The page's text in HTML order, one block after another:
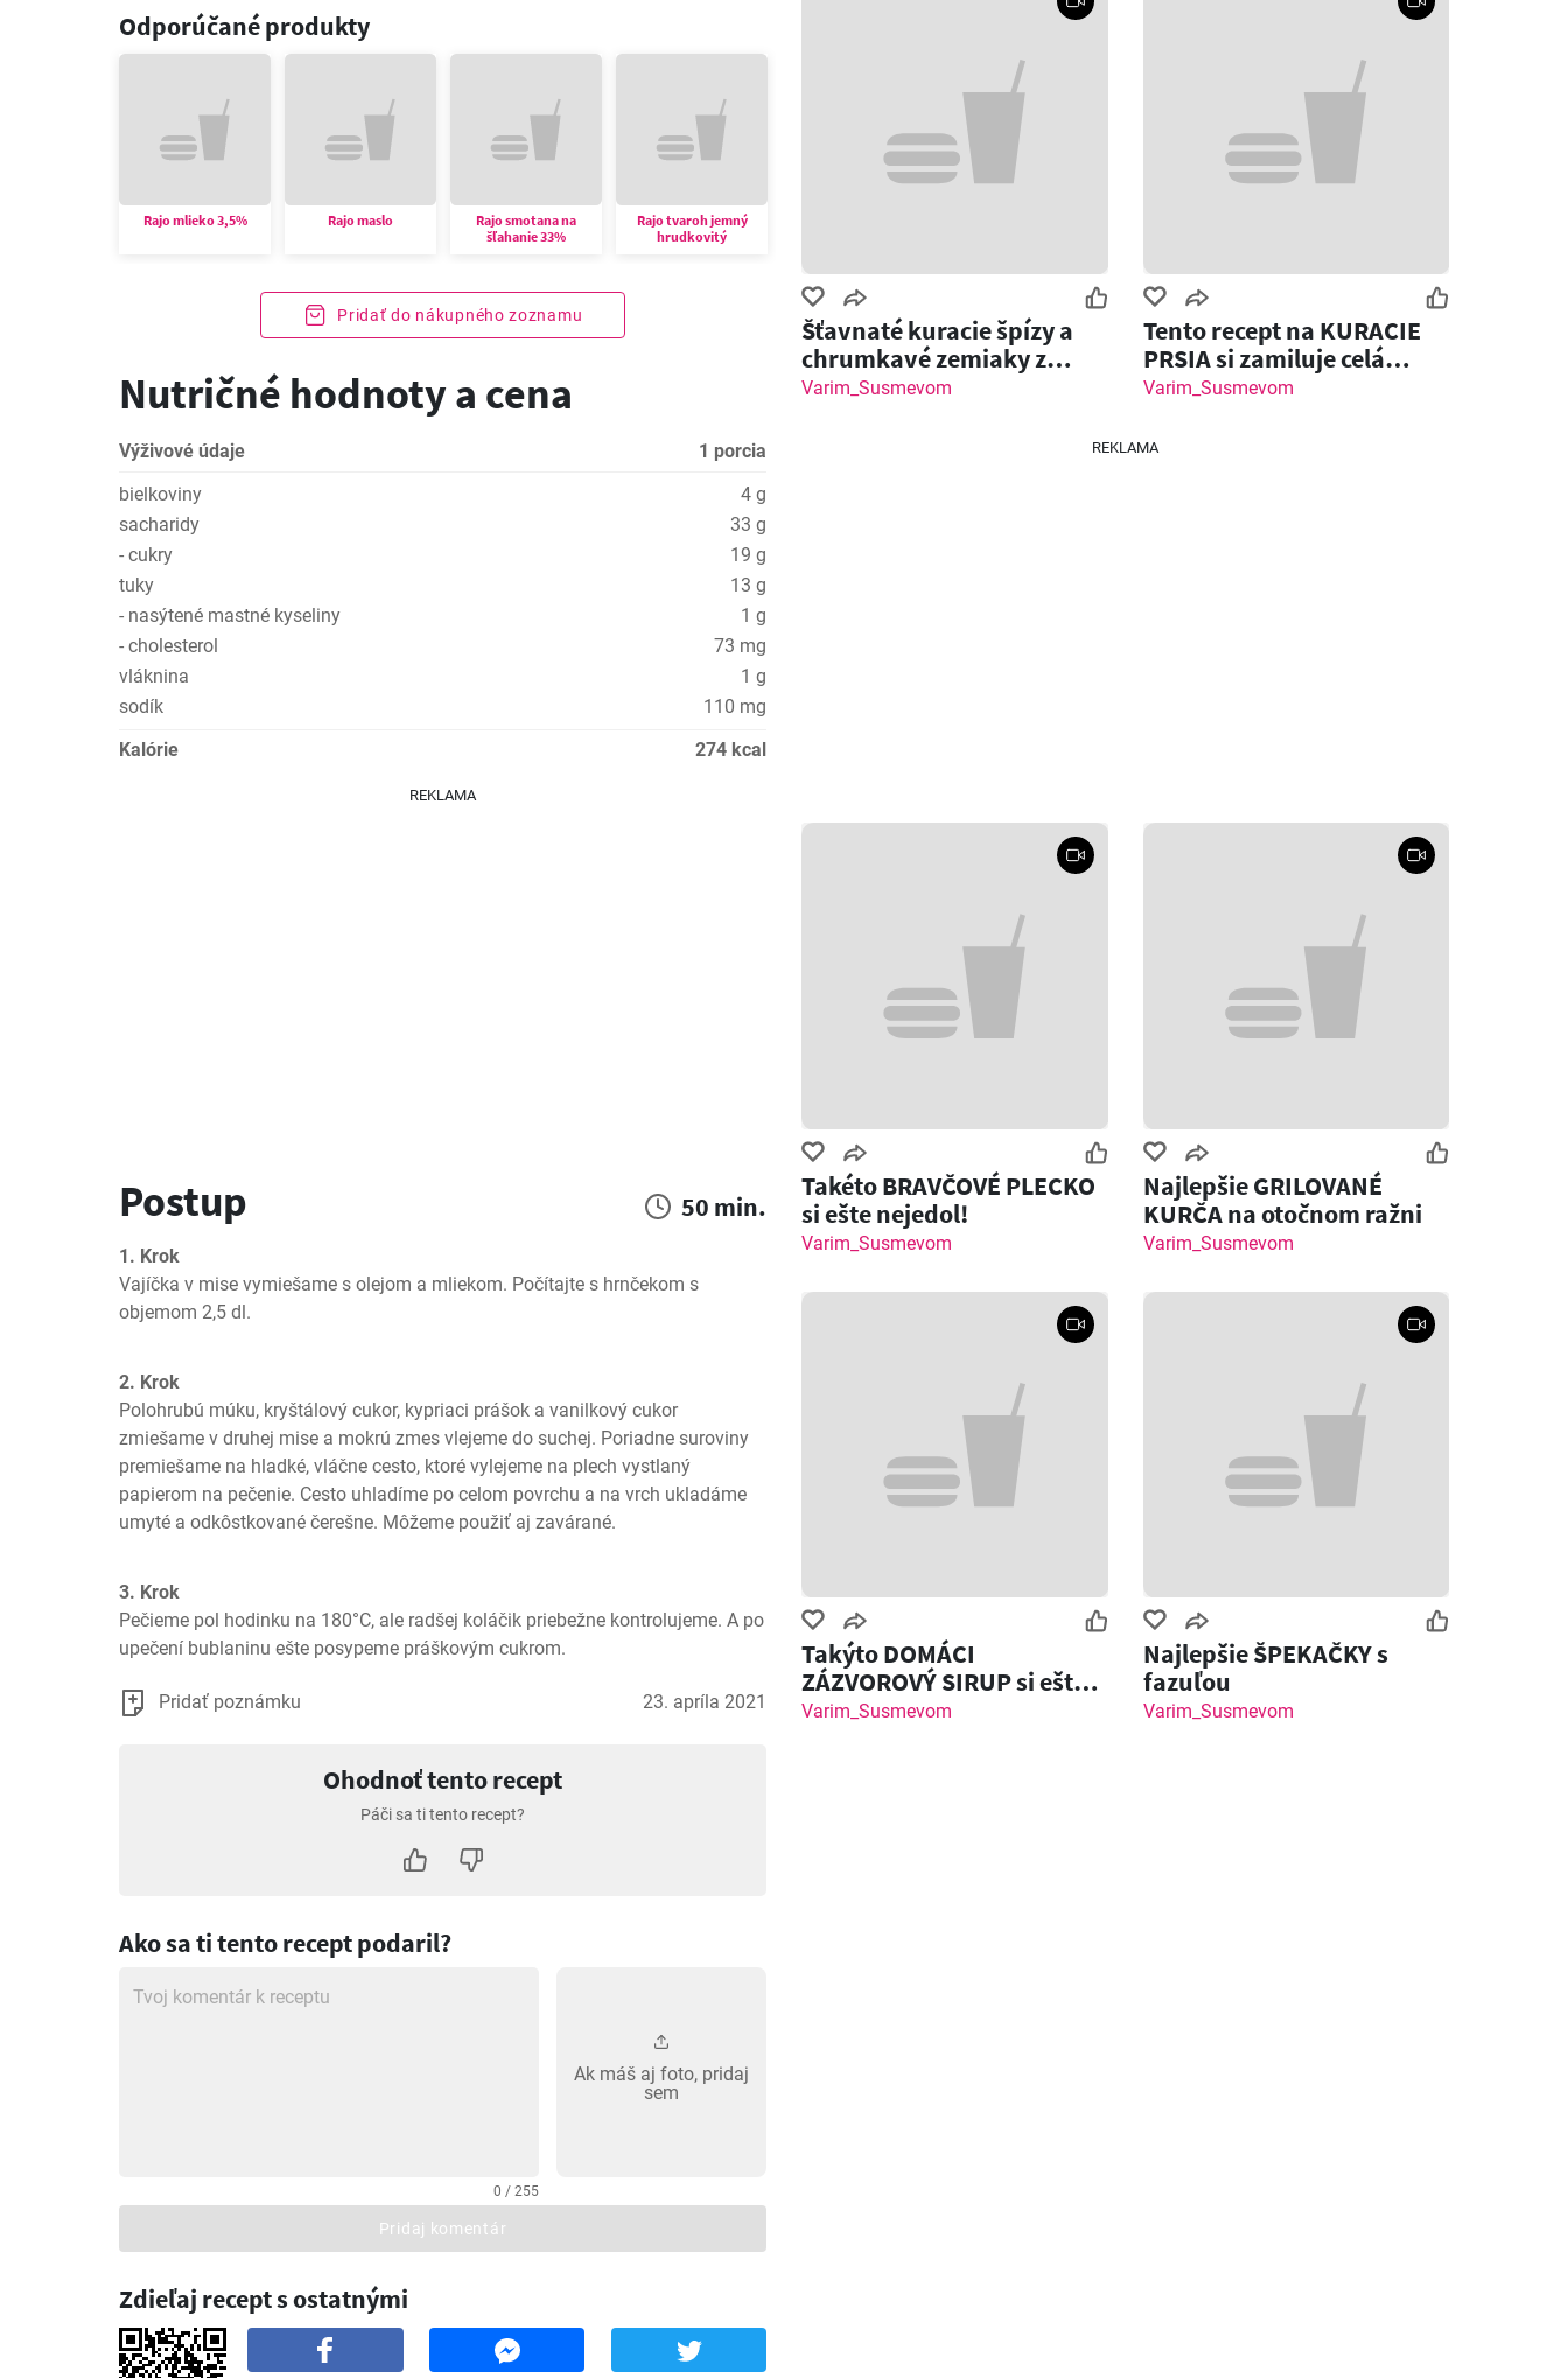
Odporúčané produkty
Rajo mlieko 3,5% Rajo maslo
Rajo smotana na
šľahanie 33%
Rajo tvaroh jemný
hrudkovitý
Pridať do nákupného zoznamu
Nutričné hodnoty a cena
Výživové údaje
1 porcia
bielkoviny
4 g
sacharidy
33 g
- cukry
19 g
tuky
13 g
- nasýtené mastné kyseliny
1 g
- cholesterol
73 mg
vláknina
1 g
sodík
110 mg
Kalórie
274 kcal
REKLAMA
Postup 50 min.
1. Krok
Vajíčka v mise vymiešame s olejom a mliekom. Počítajte s hrnčekom s
objemom 2,5 dl.
2. Krok
Polohrubú múku, kryštálový cukor, kypriaci prášok a vanilkový cukor
zmiešame v druhej mise a mokrú zmes vlejeme do suchej. Poriadne suroviny
premiešame na hladké, vláčne cesto, ktoré vylejeme na plech vystlaný
papierom na pečenie. Cesto uhladíme po celom povrchu a na vrch ukladáme
umyté a odkôstkované čerešne. Môžeme použiť aj zavárané.
3. Krok
Pečieme pol hodinku na 180°C, ale radšej koláčik priebežne kontrolujeme. A po
upečení bublaninu ešte posypeme práškovým cukrom.
Pridať poznámku 23. apríla 2021
Ohodnoť tento recept
Páči sa ti tento recept?
Ako sa ti tento recept podaril?
0 / 255
Ak máš aj foto, pridaj
sem
Pridaj komentár
Zdieľaj recept s ostatnými
Šťavnaté kuracie špízy a
chrumkavé zemiaky z
grilu!
Varim_Susmevom
Tento recept na KURACIE
PRSIA si zamiluje celá
rodina!
Varim_Susmevom
REKLAMA
Takéto BRAVČOVÉ PLECKO
si ešte nejedol!
Varim_Susmevom
Najlepšie GRILOVANÉ
KURČA na otočnom ražni
Varim_Susmevom
Takýto DOMÁCI
ZÁZVOROVÝ SIRUP si ešte
nemal! Zázvorový Shot
Varim_Susmevom
Najlepšie ŠPEKAČKY s
fazuľou
Varim_Susmevom